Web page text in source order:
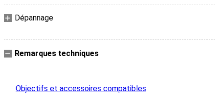
Dépannage
Remarques techniques
Objectifs et accessoires compatibles